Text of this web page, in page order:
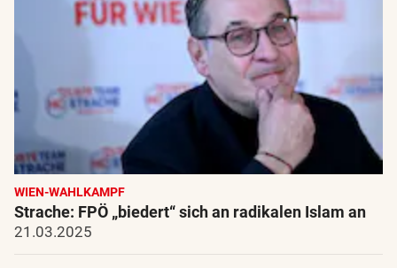
WIEN-WAHLKAMPF
Strache: FPÖ „biedert“ sich an radikalen Islam an
21.03.2025